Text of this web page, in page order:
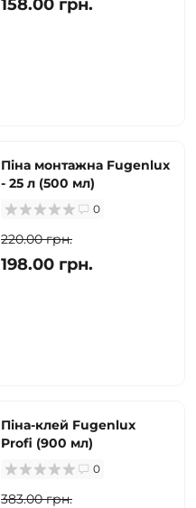
158.00 грн.
Піна монтажна Fugenlux
- 25 л (500 мл)
0
220.00 грн.
198.00 грн.
Піна-клей Fugenlux
Profi (900 мл)
0
383.00 грн.